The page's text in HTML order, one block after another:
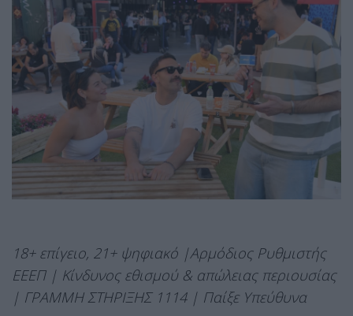
18+ επίγειο, 21+ ψηφιακό |Αρμόδιος Ρυθμιστής
ΕΕΕΠ | Κίνδυνος εθισμού & απώλειας περιουσίας
| ΓΡΑΜΜΗ ΣΤΗΡΙΞΗΣ 1114 | Παίξε Υπεύθυνα